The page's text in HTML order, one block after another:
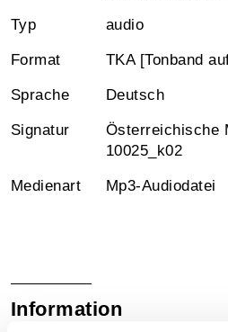
Typ audio
Format TKA [Tonband
Sprache Deutsch
Signatur
Österreichische
10025_k02
Medienart Mp3-Audiodatei
Information